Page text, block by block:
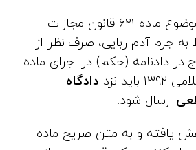
تمامی پرونده‌های موضوع ماده ۶۲۱ قانون مجازات
به جرم آدم‌ ربایی، صرف نظر از
در دادنامه (حکم) در اجرای ماده
دادگاه
ارسال شود.
یافته و به متن صریح ماده